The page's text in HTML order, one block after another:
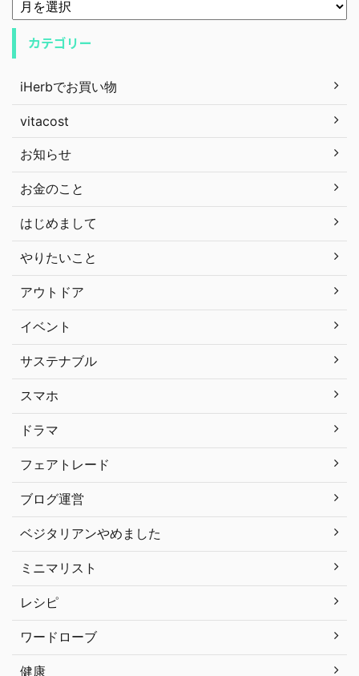
カテゴリー
iHerbでお買い物
vitacost
お知らせ
お金のこと
はじめまして
やりたいこと
アウトドア
イベント
サステナブル
スマホ
ドラマ
フェアトレード
ブログ運営
ベジタリアンやめました
ミニマリスト
レシピ
ワードローブ
健康